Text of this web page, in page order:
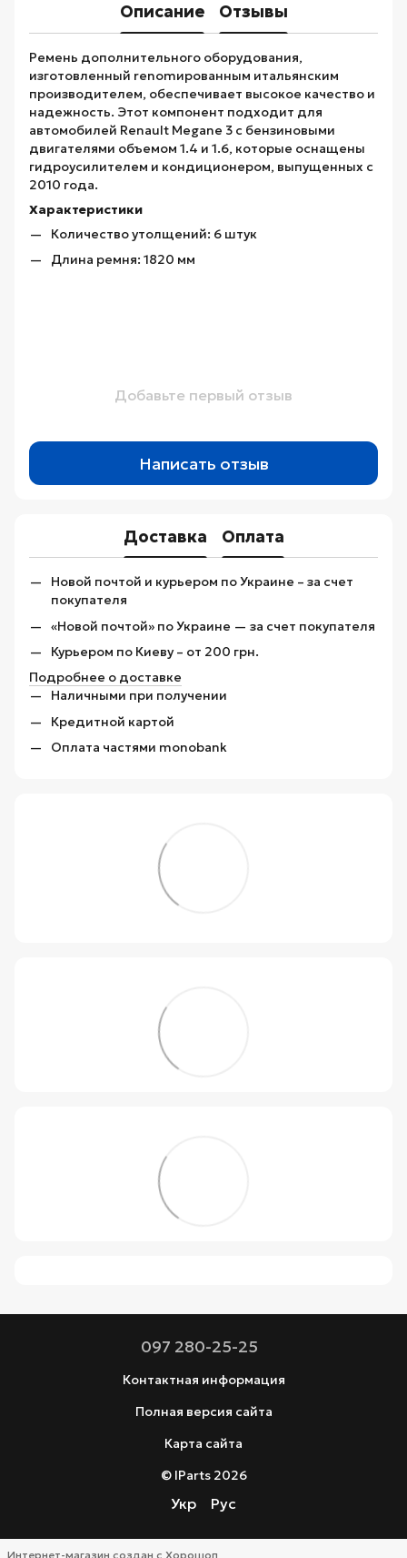
Описание Отзывы
Ремень дополнительного оборудования,
изготовленный renomированным итальянским
производителем, обеспечивает высокое качество и
надежность. Этот компонент подходит для
автомобилей Renault Megane 3 с бензиновыми
двигателями объемом 1.4 и 1.6, которые оснащены
гидроусилителем и кондиционером, выпущенных с
2010 года.
Характеристики
Количество утолщений: 6 штук
Длина ремня: 1820 мм
Добавьте первый отзыв
Написать отзыв
Доставка Оплата
Новой почтой и курьером по Украине – за счет
покупателя
«Новой почтой» по Украине — за счет покупателя
Курьером по Киеву – от 200 грн.
Подробнее о доставке
Наличными при получении
Кредитной картой
Оплата частями monobank
097 280-25-25
Контактная информация
Полная версия сайта
Карта сайта
© IParts 2026
Укр Рус
Интернет-магазин создан с Хорошоп